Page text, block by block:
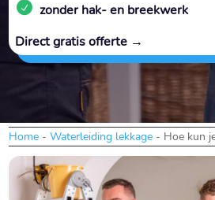
zonder hak- en breekwerk
Direct gratis offerte →
Home -Waterleiding lekkage - Hoe kun